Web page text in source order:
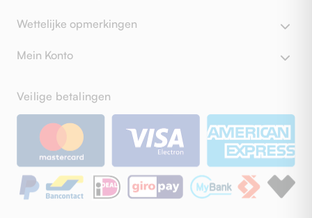
Wettelijke opmerkingen
Mein Konto
Veilige betalingen